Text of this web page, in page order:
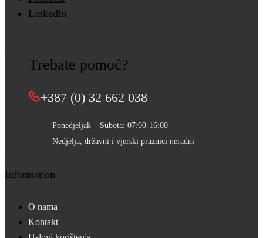
LinkedIn
Trebate pomoć?
+387 (0) 32 662 038
Ponedjeljak – Subota: 07:00-16:00
Nedjelja, državni i vjerski praznici neradni
Information
O nama
Kontakt